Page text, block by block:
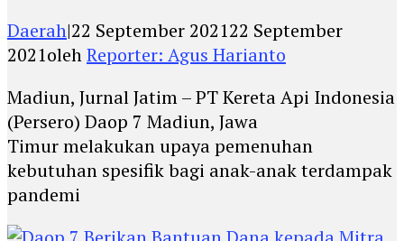
Daerah|22 September 202122 September
2021olehReporter: Agus Harianto
Madiun, Jurnal Jatim – PT Kereta Api Indonesia
(Persero) Daop 7 Madiun, Jawa
Timur melakukan upaya pemenuhan
kebutuhan spesifik bagi anak-anak terdampak
pandemi